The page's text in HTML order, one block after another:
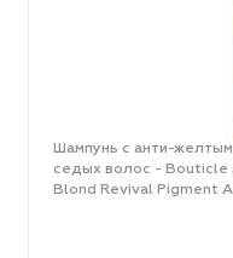
Шампунь с анти-
седых волос - Bouticle
Blond Revival Pigment